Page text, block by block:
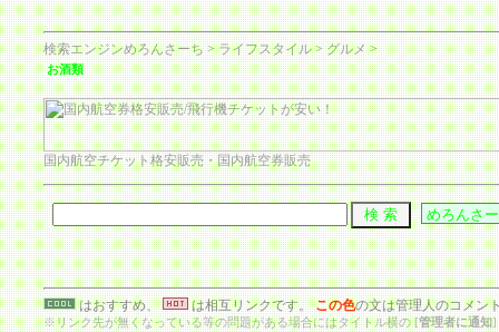
検索エンジンめろんさーち>ライフスタイル>グルメ>
お酒類
国内航空チケット格安販売・国内航空券販売
はおすすめ、 は相互リンクです。この色の文は管理人のコメン
※リンク先が無くなっている等の問題がある場合にはタイトル横の [管理者に通知]